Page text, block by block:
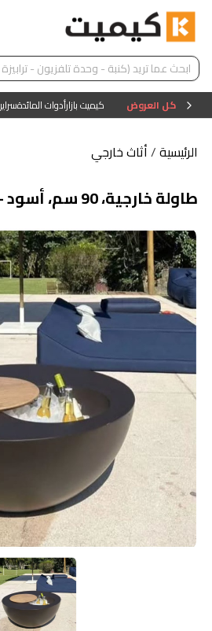
كل العروض كيميت بازارأدوات المائدةسراير
الرئيسية/أثاث خارجي
طاولة خارجية، 90 سم، أسود - KM-EG148-63